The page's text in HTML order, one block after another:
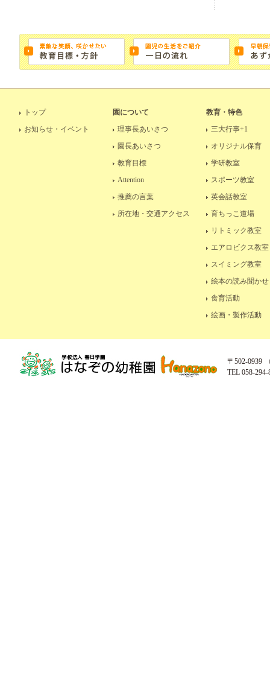
トップ
お知らせ・イベント
園について
理事長あいさつ
園長あいさつ
教育目標
Attention
推薦の言葉
所在地・交通アクセス
教育・特色
三大行事+1
オリジナル保育
学研教室
スポーツ教室
英会話教室
育ちっこ道場
リトミック教室
エアロビクス教室
スイミング教室
絵本の読み聞かせ
食育活動
絵画・製作活動
〒502-0939
TEL 058-